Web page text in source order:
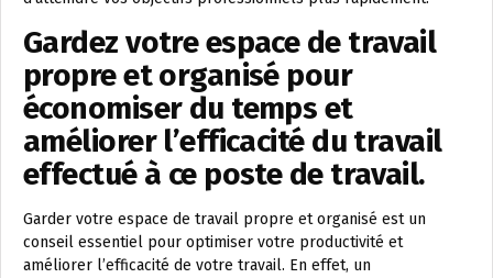
Gardez votre espace de travail
propre et organisé pour
économiser du temps et
améliorer l’efficacité du travail
effectué à ce poste de travail.
Garder votre espace de travail propre et organisé est un
conseil essentiel pour optimiser votre productivité et
améliorer l’efficacité de votre travail. En effet, un